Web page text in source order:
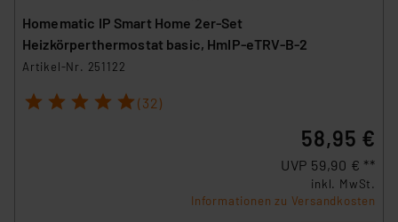
Homematic IP Smart Home 2er-Set
Heizkörperthermostat basic, HmIP-eTRV-B-2
Artikel-Nr. 251122
1 2 3 4 5 (32)
58,95 €
UVP 59,90 € **
inkl. MwSt.
Informationen zu Versandkosten